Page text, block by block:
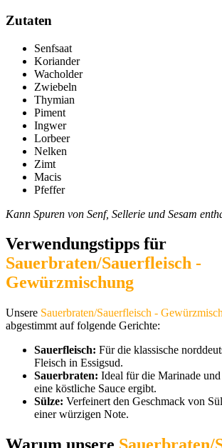
Zutaten
Senfsaat
Koriander
Wacholder
Zwiebeln
Thymian
Piment
Ingwer
Lorbeer
Nelken
Zimt
Macis
Pfeffer
Kann Spuren von Senf, Sellerie und Sesam
Verwendungstipps für
Sauerbraten/Sauerfleisch -
Gewürzmischung
Unsere Sauerbraten/Sauerfleisch -
abgestimmt auf folgende Gerichte:
Sauerfleisch: Für die klassische
Fleisch in Essigsud.
Sauerbraten: Ideal für die Marinade
eine köstliche Sauce ergibt.
Sülze: Verfeinert den Geschmack von
einer würzigen Note.